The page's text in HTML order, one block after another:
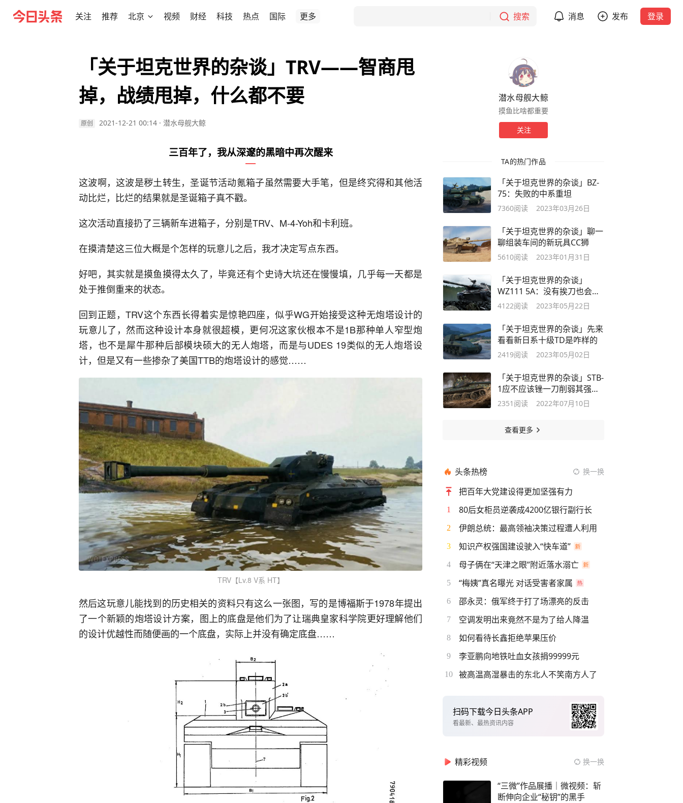
关注 推荐 北京 视频 财经 科技 热点 国际 更多 搜索 消息 发布 登录
「关于坦克世界的杂谈」TRV——智商甩
掉，战绩甩掉，什么都不要
原创 2021-12-21 00:14 · 潜水母舰大鲸
三百年了，我从深邃的黑暗中再次醒来
这波啊，这波是秽土转生，圣诞节活动氪箱子虽然需要大手笔，但是终究得和其他活
动比烂，比烂的结果就是圣诞箱子真不戳。
这次活动直接扔了三辆新车进箱子，分别是TRV、M-4-Yoh和卡利班。
在摸清楚这三位大概是个怎样的玩意儿之后，我才决定写点东西。
好吧，其实就是摸鱼摸得太久了，毕竟还有个史诗大坑还在慢慢填，几乎每一天都是
处于推倒重来的状态。
回到正题，TRV这个东西长得着实是惊艳四座，似乎WG开始接受这种无炮塔设计的
玩意儿了，然而这种设计本身就很超模，更何况这家伙根本不是1B那种单人窄型炮
塔，也不是犀牛那种后部模块硕大的无人炮塔，而是与UDES 19类似的无人炮塔设
计，但是又有一些掺杂了美国TTB的炮塔设计的感觉……
TRV【Lv.8 V系 HT】
然后这玩意儿能找到的历史相关的资料只有这么一张图，写的是博福斯于1978年提出
了一个新颖的炮塔设计方案，图上的底盘是他们为了让瑞典皇家科学院更好理解他们
的设计优越性而随便画的一个底盘，实际上并没有确定底盘……
潜水母舰大鲸
摸鱼比啥都重要
关注
TA的热门作品
「关于坦克世界的杂谈」BZ-
75：失败的中系重坦
7360阅读 2023年03月26日
「关于坦克世界的杂谈」聊一
聊组装车间的新玩具CC狮
5610阅读 2023年01月31日
「关于坦克世界的杂谈」
WZ111 5A：没有挨刀也会退
环境？
4122阅读 2023年05月22日
「关于坦克世界的杂谈」先来
看看新日系十级TD是咋样的
2419阅读 2023年05月02日
「关于坦克世界的杂谈」STB-
1应不应该锉一刀削弱其强
度？
2351 阅读 2022年07月10日
查看更多
头条热榜 换一换
把百年大党建设得更加坚强有力
1 80后女柜员逆袭成4200亿银行副行长
2 伊朗总统：最高领袖决策过程遭人利用
3 知识产权强国建设驶入“快车道”
4 母子俩在“天津之眼”附近落水溺亡
5 “梅姨”真名曝光 对话受害者家属
6 邵永灵：俄军终于打了场漂亮的反击
7 空调发明出来竟然不是为了给人降温
8 如何看待长鑫拒绝苹果压价
9 李亚鹏向地铁吐血女孩捐99999元
10 被高温高湿暴击的东北人不笑南方人了
扫码下载今日头条APP
看最新、最热资讯内容
精彩视频 换一换
“三微”作品展播｜微视频：斩
断伸向企业“秘钥”的黑手